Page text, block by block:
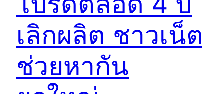
เลิกผลิต ชาวเน็ต
ช่วยหากัน